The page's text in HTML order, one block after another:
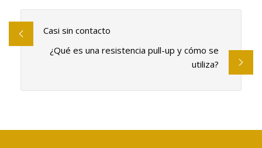
Casi sin contacto
¿Qué es una resistencia pull-up y cómo se
utiliza?